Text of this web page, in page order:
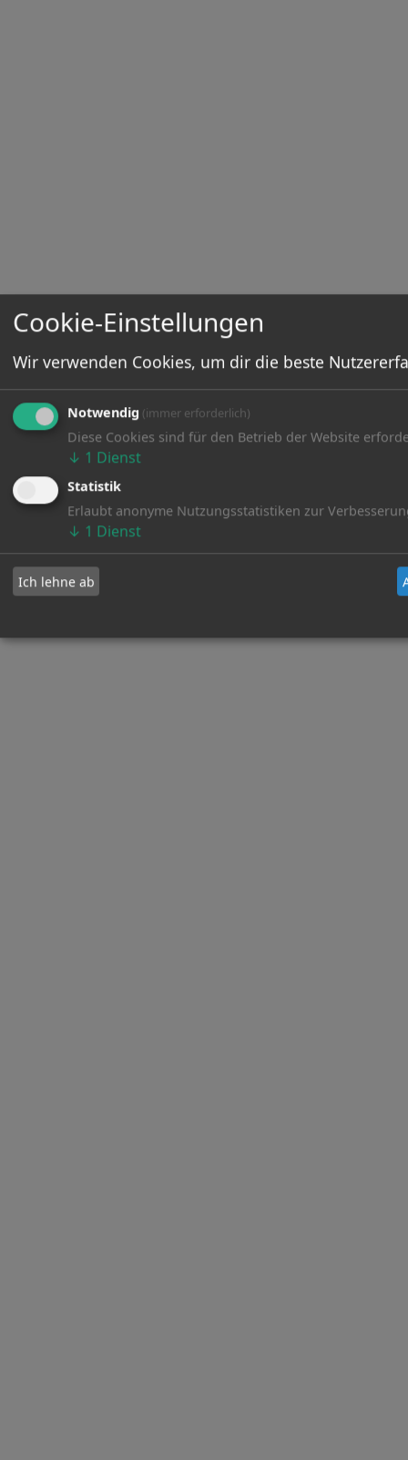
Cookie-Einstellungen
Wir verwenden Cookies, um dir die beste
Notwendig (immer erforderlich)
Diese Cookies sind für den Betrieb der Website
↓ 1 Dienst
Statistik
Erlaubt anonyme Nutzungsstatistiken zur
↓ 1 Dienst
Ich lehne ab